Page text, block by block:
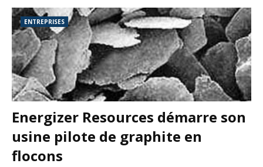
ENTREPRISES
Energizer Resources démarre son
usine pilote de graphite en
flocons